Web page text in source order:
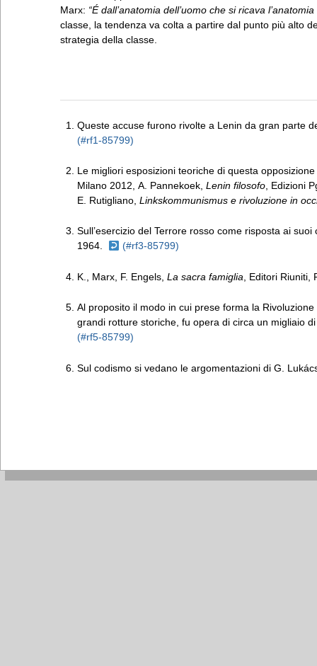
Marx: “É dall’anatomia dell’uomo che si ricava
classe, la tendenza va colta a partire dal punto più alto
strategia della classe.
Queste accuse furono rivolte a Lenin da gran parte
Le migliori esposizioni teoriche di questa
Milano 2012, A. Pannekoek, Lenin filosofo, Edizioni
E. Rutigliano, Linkskommunismus e rivoluzione in
Sull’esercizio del Terrore rosso come risposta ai
1964.
K., Marx, F. Engels, La sacra famiglia , Editori
Al proposito il modo in cui prese forma la
grandi rotture storiche, fu opera di circa un migliaio
Sul codismo si vedano le argomentazioni di G.